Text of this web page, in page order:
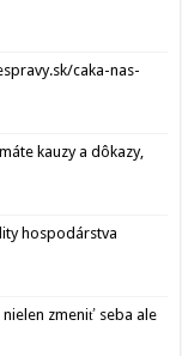
caka-nas-
kauzy a dôkazy,
hospodárstva
nielen zmeniť seba ale